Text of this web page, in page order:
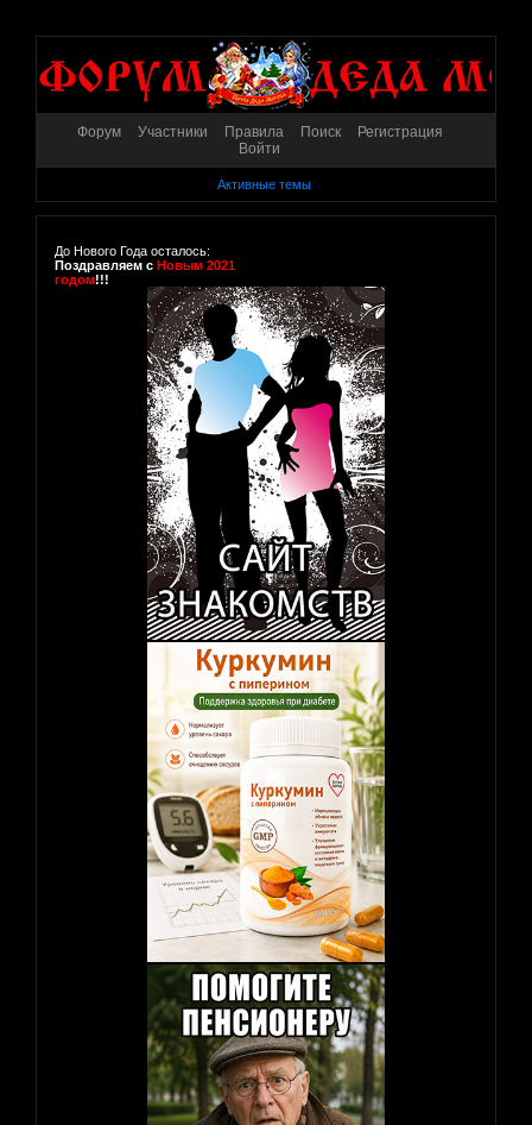
Форум Участники Правила Поиск
Регистрация
Войти
Активные темы
До Нового Года осталось:
Поздравляем с Новым 2021
годом!!!